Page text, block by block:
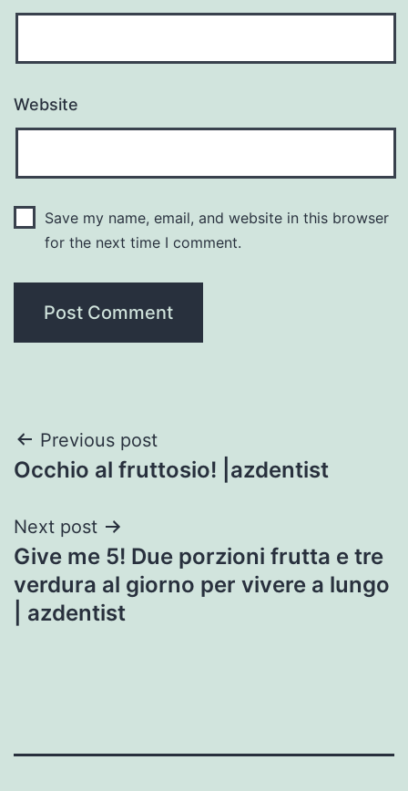
Website
Save my name, email, and website in this browser
for the next time I comment.
Post
navigation
Previous post
Occhio al fruttosio! |azdentist
Next post
Give me 5! Due porzioni frutta e tre
verdura al giorno per vivere a lungo
| azdentist